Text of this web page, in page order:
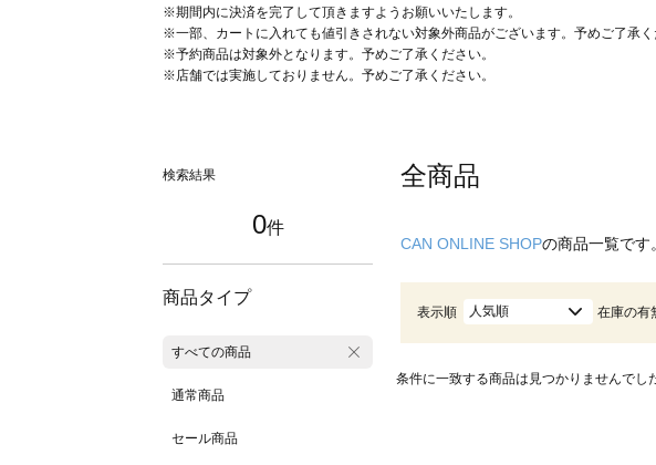
※期間内に決済を完了して頂きますようお願いいたします。
※一部、カートに入れても値引きされない対象外商品がございます。予めご了承く
※予約商品は対象外となります。予めご了承ください。
※店舗では実施しておりません。予めご了承ください。
検索結果
0件
商品タイプ
すべての商品
通常商品
セール商品
全商品
CAN ONLINE SHOPの商品一覧です。
表示順 人気順 在庫の有
条件に一致する商品は見つかりませんでし